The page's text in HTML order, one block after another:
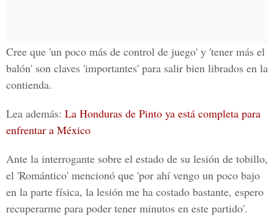
Cree que 'un poco más de control de juego' y 'tener más el
balón' son claves 'importantes' para salir bien librados en la
contienda.
Lea además: La Honduras de Pinto ya está completa para
enfrentar a México
Ante la interrogante sobre el estado de su lesión de tobillo,
el 'Romántico' mencionó que 'por ahí vengo un poco bajo
en la parte física, la lesión me ha costado bastante, espero
recuperarme para poder tener minutos en este partido'.